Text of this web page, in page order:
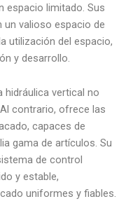
espacio limitado. Sus
valioso espacio de
utilización del espacio,
y desarrollo.
hidráulica vertical no
contrario, ofrece las
capaces de
gama de artículos. Su
de control
y estable,
uniformes y fiables.